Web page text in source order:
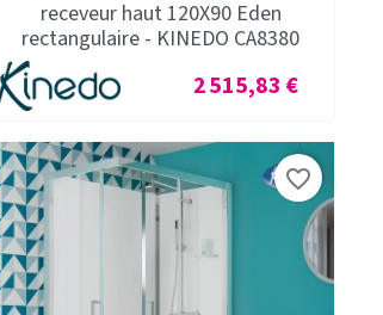
receveur haut 120X90 Eden
rectangulaire - KINEDO CA8380
Prix
2 515,83 €
favorite_border